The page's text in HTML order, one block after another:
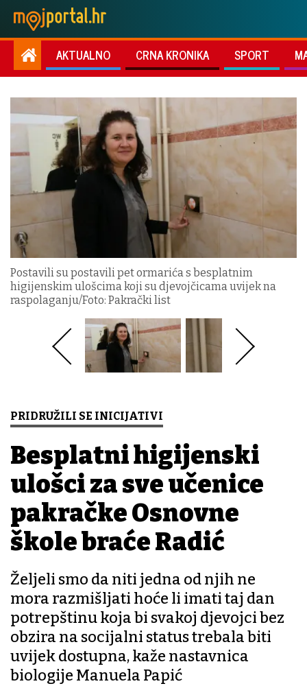
AKTUALNO CRNA KRONIKA SPORT
Postavili su postavili pet ormarića s besplatnim
higijenskim ulošcima koji su djevojčicama uvijek na
raspolaganju/Foto: Pakrački list
PRIDRUŽILI SE INICIJATIVI
Besplatni higijenski
ulošci za sve učenice
pakračke Osnovne
škole braće Radić
Željeli smo da niti jedna od njih ne
mora razmišljati hoće li imati taj dan
potrepštinu koja bi svakoj djevojci bez
obzira na socijalni status trebala biti
uvijek dostupna, kaže nastavnica
biologije Manuela Papić